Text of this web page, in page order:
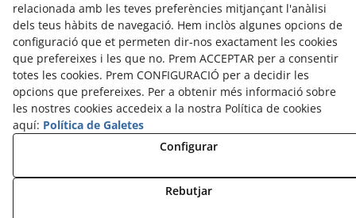
Mostrant del 1 al 8 de 8
© 08/2026 QR View - Tots els drets reservats.
Política de Privacitat
relacionada amb les teves preferències mitjançant l'anàlisi
dels teus hàbits de navegació. Hem inclòs algunes opcions de
configuració que et permeten dir-nos exactament les cookies
que prefereixes i les que no. Prem ACCEPTAR per a consentir
totes les cookies. Prem CONFIGURACIÓ per a decidir les
opcions que prefereixes. Per a obtenir més informació sobre
les nostres cookies accedeix a la nostra Política de cookies
aquí: Política de Galetes
Configurar
Rebutjar